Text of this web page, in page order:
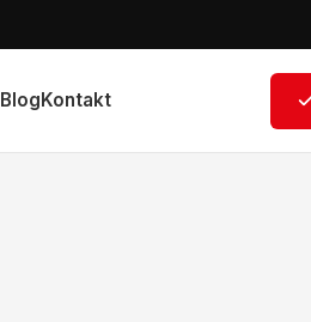
BlogKontakt